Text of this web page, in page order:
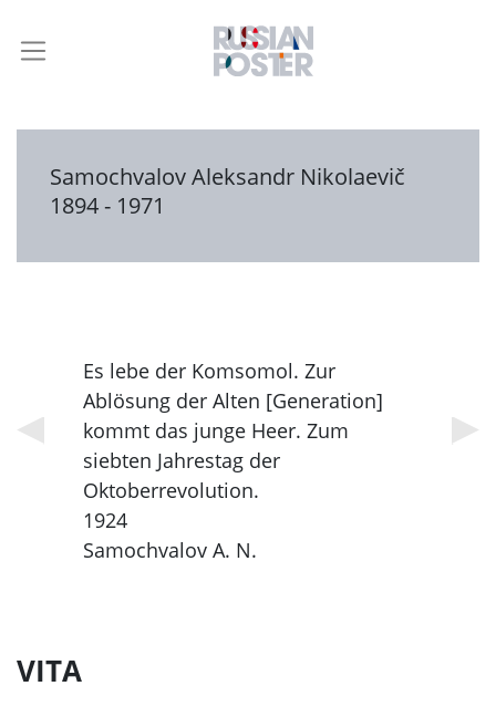
Samochvalov Aleksandr Nikolaevič
1894 - 1971
Es lebe der Komsomol. Zur
Ablösung der Alten [Generation]
kommt das junge Heer. Zum
siebten Jahrestag der
Oktoberrevolution.
1924
Samochvalov A. N.
VITA